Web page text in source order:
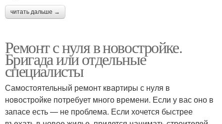
читать дальше →
Ремонт с нуля в новостройке.
Бригада или отдельные
специалисты
Самостоятельный ремонт квартиры с нуля в
новостройке потребует много времени. Если у вас оно в
запасе есть — не проблема. Если хочется быстрее